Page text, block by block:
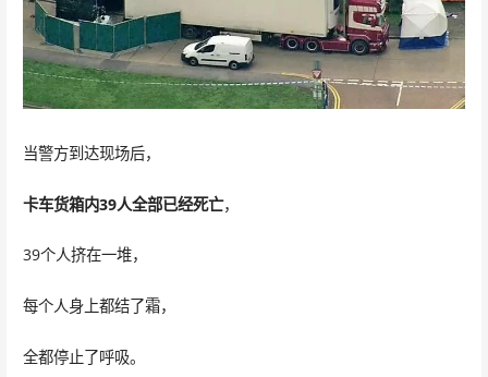
当警方到达现场后，
卡车货箱内39人全部已经死亡，
39个人挤在一堆，
每个人身上都结了霜，
全都停止了呼吸。